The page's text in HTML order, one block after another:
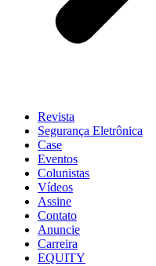
Revista
Segurança Eletrônica
Case
Eventos
Colunistas
Vídeos
Assine
Contato
Anuncie
Carreira
EQUITY